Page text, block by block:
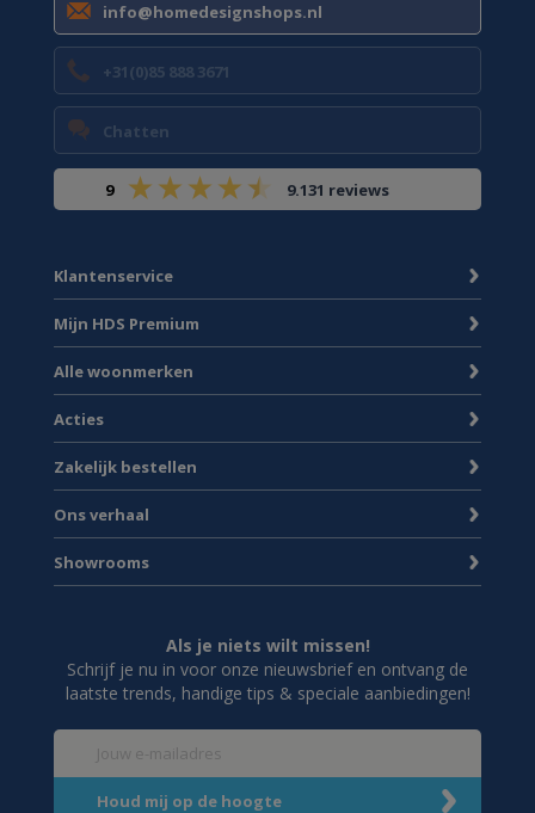
info@homedesignshops.nl
+31(0)85 888 3671
Chatten
9 9.131 reviews
Klantenservice
Mijn HDS Premium
Alle woonmerken
Acties
Zakelijk bestellen
Ons verhaal
Showrooms
Als je niets wilt missen!
Schrijf je nu in voor onze nieuwsbrief en ontvang de
laatste trends, handige tips & speciale aanbiedingen!